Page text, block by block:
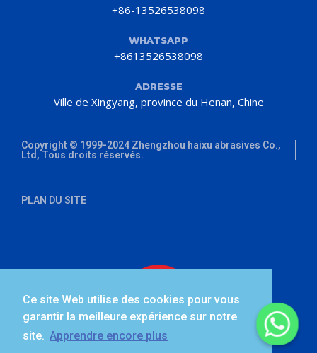
Ce site Web utilise des cookies pour vous
garantir la meilleure expérience sur notre
site. Apprendre encore plus
+86-13526538098
WHATSAPP
+8613526538098
ADRESSE
Ville de Xingyang, province du Henan, Chine
Copyright © 1999-2024 Zhengzhou haixu abrasives Co.,
Ltd, Tous droits réservés.
PLAN DU SITE